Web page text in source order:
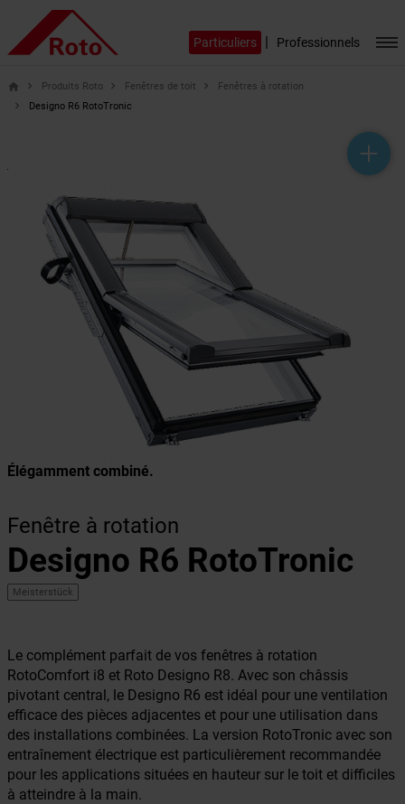
Particuliers | Professionnels
help_outline
headset_mic
mail_outline
home Produits Roto Fenêtres de toit
Fenêtres à rotation
Designo R6 RotoTronic
Élégamment combiné.
Fenêtre à rotation
Designo R6 RotoTronic
Meisterstück
Le complément parfait de vos fenêtres à rotation
RotoComfort i8 et Roto Designo R8. Avec son châssis
pivotant central, le Designo R6 est idéal pour une ventilation
efficace des pièces adjacentes et pour une utilisation dans
des installations combinées. La version RotoTronic avec son
entraînement électrique est particulièrement recommandée
pour les applications situées en hauteur sur le toit et difficiles
à atteindre à la main.